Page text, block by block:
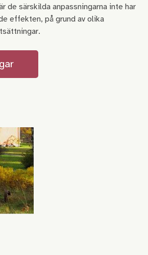
de särskilda anpassningarna inte har
effekten, på grund av olika